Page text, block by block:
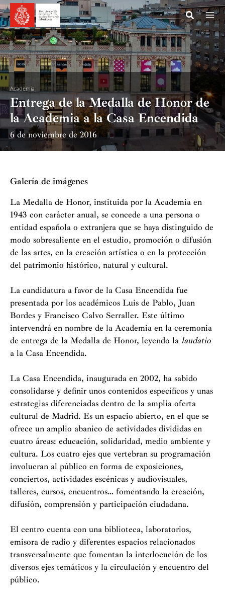
Ir
al
contenido
Academia
Entrega de la Medalla de Honor de
la Academia a la Casa Encendida
6 de noviembre de 2016
Galería de imágenes
La Medalla de Honor, instituida por la Academia en
1943 con carácter anual, se concede a una persona o
entidad española o extranjera que se haya distinguido de
modo sobresaliente en el estudio, promoción o difusión
de las artes, en la creación artística o en la protección
del patrimonio histórico, natural y cultural.
La candidatura a favor de la Casa Encendida fue
presentada por los académicos Luis de Pablo, Juan
Bordes y Francisco Calvo Serraller. Este último
intervendrá en nombre de la Academia en la ceremonia
de entrega de la Medalla de Honor, leyendo la laudatio
a la Casa Encendida.
La Casa Encendida, inaugurada en 2002, ha sabido
consolidarse y definir unos contenidos específicos y unas
estrategias diferenciadas dentro de la amplia oferta
cultural de Madrid. Es un espacio abierto, en el que se
ofrece un amplio abanico de actividades divididas en
cuatro áreas: educación, solidaridad, medio ambiente y
cultura. Los cuatro ejes que vertebran su programación
involucran al público en forma de exposiciones,
conciertos, actividades escénicas y audiovisuales,
talleres, cursos, encuentros… fomentando la creación,
difusión, comprensión y participación ciudadana.
El centro cuenta con una biblioteca, laboratorios,
emisora de radio y diferentes espacios relacionados
transversalmente que fomentan la interlocución de los
diversos ejes temáticos y la circulación y encuentro del
público.